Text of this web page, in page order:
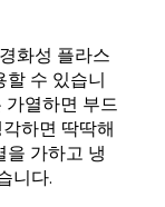
화성 플라스
할 수 있습니
가열하면 부드
하면 딱딱해
을 가하고 냉
니다.